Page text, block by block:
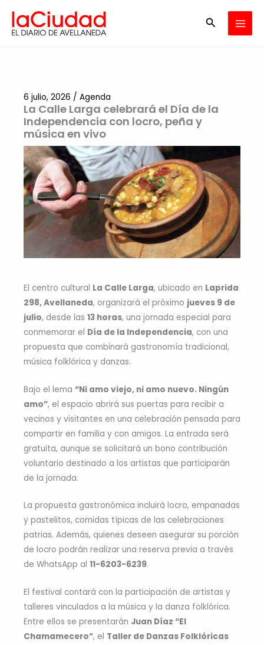
contenido
Buscar
La Calle Larga celebrará el Día de la
Independencia con locro, peña y
música en vivo
6 julio, 2026 / Agenda
El centro cultural La Calle Larga, ubicado en Laprida
298, Avellaneda, organizará el próximo jueves 9 de
julio, desde las 13 horas, una jornada especial para
conmemorar el Día de la Independencia, con una
propuesta que combinará gastronomía tradicional,
música folklórica y danzas.
Bajo el lema “Ni amo viejo, ni amo nuevo. Ningún
amo”, el espacio abrirá sus puertas para recibir a
vecinos y visitantes en una celebración pensada para
compartir en familia y con amigos. La entrada será
gratuita, aunque se solicitará un bono contribución
voluntario destinado a los artistas que participarán
de la jornada.
La propuesta gastronómica incluirá locro, empanadas
y pastelitos, comidas típicas de las celebraciones
patrias. Además, quienes deseen asegurar su porción
de locro podrán realizar una reserva previa a través
de WhatsApp al 11-6203-6239.
El festival contará con la participación de artistas y
talleres vinculados a la música y la danza folklórica.
Entre ellos se presentarán Juan Díaz “El
Chamamecero”, el Taller de Danzas Folklóricas